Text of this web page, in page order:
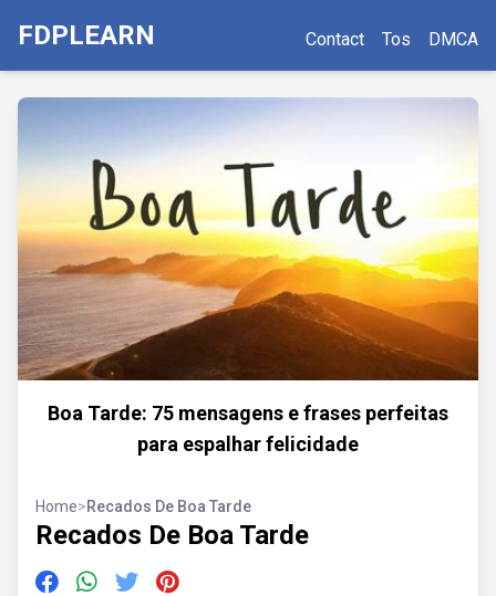
FDPLEARN Contact Tos DMCA
Boa Tarde: 75 mensagens e frases perfeitas
para espalhar felicidade
Home>Recados De Boa Tarde
Recados De Boa Tarde